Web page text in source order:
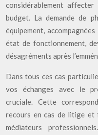
considérablement
budget. La demande de
équipement,
état de fonctionnement,
désagréments après
Dans tous ces cas
vos échanges avec le
cruciale. Cette
recours en cas de litige et
médiateurs